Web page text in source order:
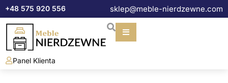
do+48 575 920 556 sklep@meble-nierdzewne.com
Panel Klienta